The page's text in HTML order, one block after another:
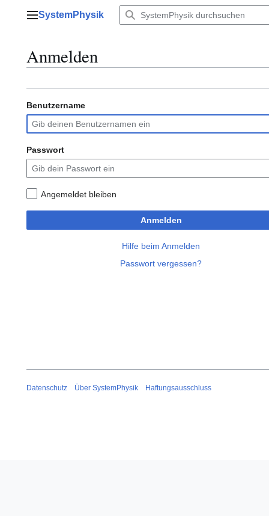
Hauptmenü
SystemPhysik
Anmelden
Benutzername
Passwort
Angemeldet bleiben
Anmelden
Hilfe beim Anmelden
Passwort vergessen?
Datenschutz Über SystemPhysik Haftungsausschluss